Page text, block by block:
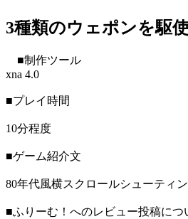
3種類のウェポンを駆
■制作ツール
xna 4.0
■プレイ時間
10分程度
■ゲーム紹介文
80年代風横スクロールシューティン
■ふりーむ！へのレビュー投稿につ